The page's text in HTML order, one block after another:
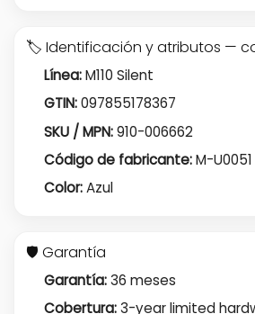
🏷️ Identificación y atributos —
Línea:M110 Silent
GTIN:097855178367
SKU / MPN:910-006662
Código de fabricante:M-U0051
Color:Azul
🛡️ Garantía
Garantía:36 meses
Cobertura:3-year limited